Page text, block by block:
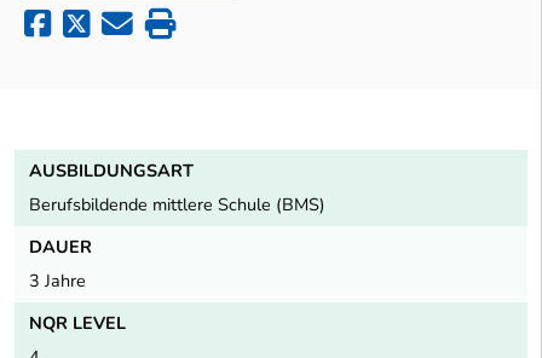
AUSBILDUNGSART
Berufsbildende mittlere Schule (BMS)
DAUER
3 Jahre
NQR LEVEL